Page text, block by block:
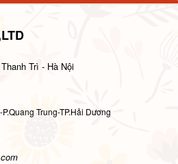
Trì - Hà Nội
Trung-TP.Hải Dương